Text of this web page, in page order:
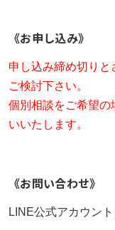
《お申し込み》
申し込み締め切り
ご検討下さい。
個別相談をご希望
いいたします。
《お問い合わせ》
LINE公式アカウン